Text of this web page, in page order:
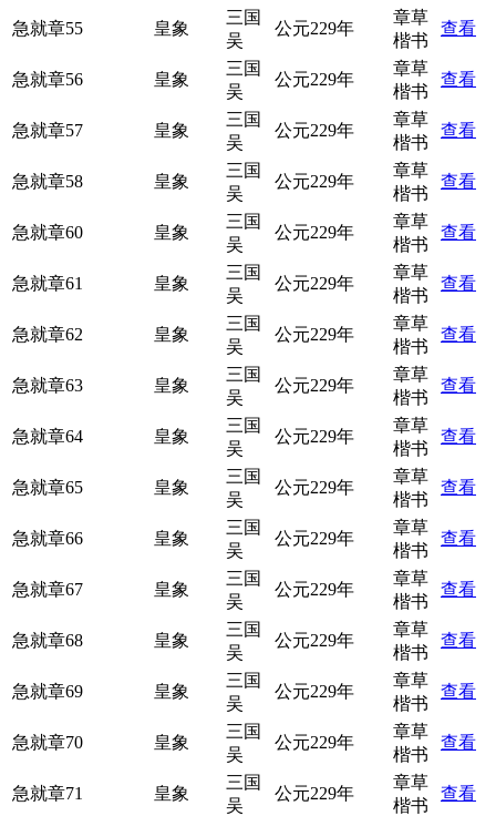
急就章55 皇象
三国
吴
公元229年
章草
楷书
查看
急就章56 皇象
三国
吴
公元229年
章草
楷书
查看
急就章57 皇象
三国
吴
公元229年
章草
楷书
查看
急就章58 皇象
三国
吴
公元229年
章草
楷书
查看
急就章60 皇象
三国
吴
公元229年
章草
楷书
查看
急就章61 皇象
三国
吴
公元229年
章草
楷书
查看
急就章62 皇象
三国
吴
公元229年
章草
楷书
查看
急就章63 皇象
三国
吴
公元229年
章草
楷书
查看
急就章64 皇象
三国
吴
公元229年
章草
楷书
查看
急就章65 皇象
三国
吴
公元229年
章草
楷书
查看
急就章66 皇象
三国
吴
公元229年
章草
楷书
查看
急就章67 皇象
三国
吴
公元229年
章草
楷书
查看
急就章68 皇象
三国
吴
公元229年
章草
楷书
查看
急就章69 皇象
三国
吴
公元229年
章草
楷书
查看
急就章70 皇象
三国
吴
公元229年
章草
楷书
查看
急就章71 皇象
三国
吴
公元229年
章草
楷书
查看